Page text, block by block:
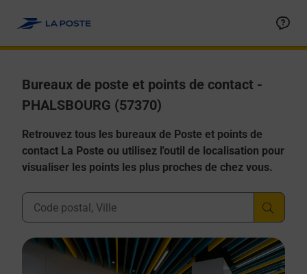
Bureaux de poste et points de contact -
PHALSBOURG (57370)
Retrouvez tous les bureaux de Poste et points de
contact La Poste ou utilisez l'outil de localisation pour
visualiser les points les plus proches de chez vous.
Ville, Département, Code Postal